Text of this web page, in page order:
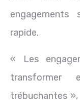
rapide.
« Les
transformer
trébuchantes